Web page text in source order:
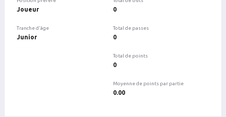
Joueur
Tranche d'âge
Junior
0
Total de passes
0
Total de points
0
Moyenne de points par partie
0.00